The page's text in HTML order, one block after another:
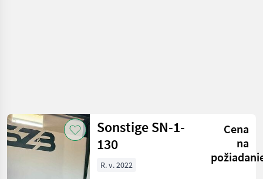
Sonstige SN-1-
130
Cena
na
R. v. 2022